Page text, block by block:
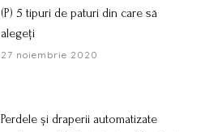
(P) 5 tipuri de paturi din care să
alegeți
27 noiembrie 2020
Perdele și draperii automatizate